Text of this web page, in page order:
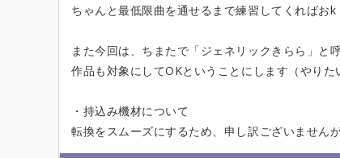
ちゃんと最低限曲を通せるまで練習してくればおk
また今回は、ちまたで「ジェネリックきらら」と
作品も対象にしてOKということにします（やりた
・持込み機材について
転換をスムーズにするため、申し訳ございません